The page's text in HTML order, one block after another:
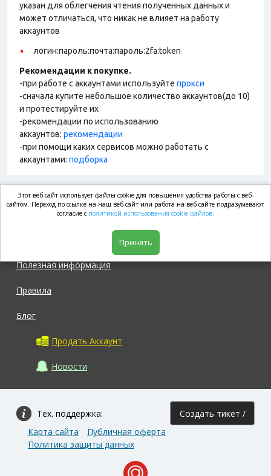
указан для облегчения чтения полученных данных и
может отличаться, что никак не влияет на работу
аккаунтов
логин:пароль:почта:пароль:2fa:token
Рекомендации к покупке.
-при работе с аккаунтами используйте прокси
-сначала купите небольшое количество аккаунтов(до 10)
и протестируйте их
-рекомендации по использованию
аккаунтов: рекомендации
-при помощи каких сервисов можно работать с
аккаунтами: подборка
market.com
Полезная информация
Правила
Блог
Продать Аккаунт
Новости
Тех. поддержка: Создать тикет /
Карта сайта
Публичная оферта
Политика защиты данных
Этот веб-сайт использует файлы cookie для повышения удобства работы с веб-
сайтом. Переход по ссылке на наш веб-сайт или работа на веб-сайте подразумевают
согласие с политикой использования cookie файлов.
Принять